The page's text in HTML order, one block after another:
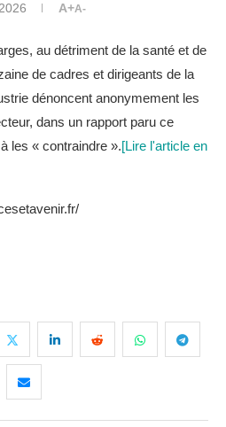
A+A-
au détriment de la santé et de
de cadres et dirigeants de la
dénoncent anonymement les
dans un rapport paru ce
les « contraindre ».[Lire l'article en